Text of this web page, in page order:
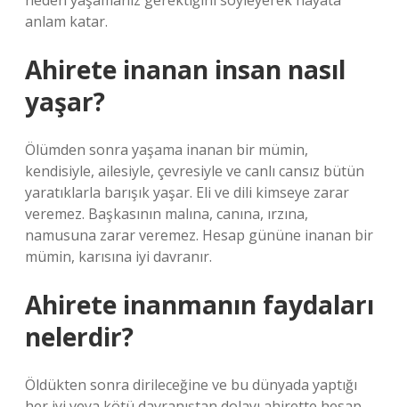
anlam katar.
Ahirete inanan insan nasıl
yaşar?
Ölümden sonra yaşama inanan bir mümin,
kendisiyle, ailesiyle, çevresiyle ve canlı cansız bütün
yaratıklarla barışık yaşar. Eli ve dili kimseye zarar
veremez. Başkasının malına, canına, ırzına,
namusuna zarar veremez. Hesap gününe inanan bir
mümin, karısına iyi davranır.
Ahirete inanmanın faydaları
nelerdir?
Öldükten sonra dirileceğine ve bu dünyada yaptığı